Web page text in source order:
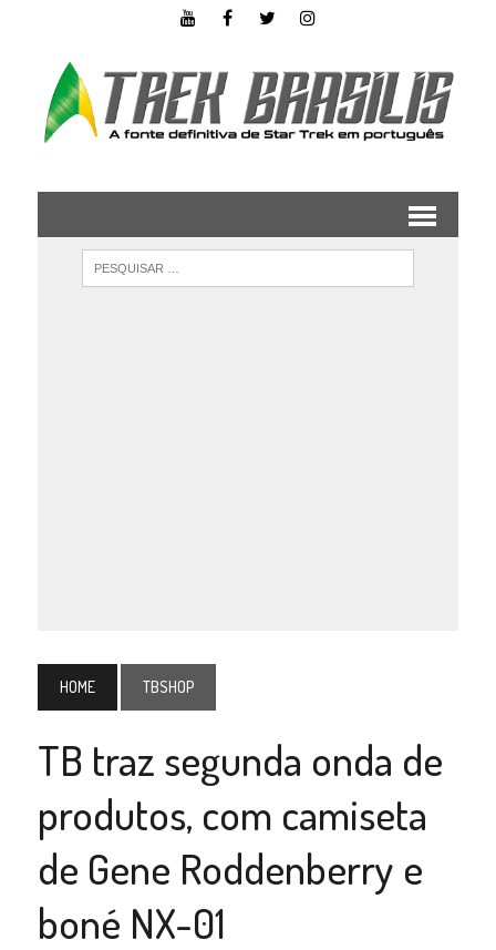
HOME TBSHOP
TB traz segunda onda de
produtos, com camiseta
de Gene Roddenberry e
boné NX-01